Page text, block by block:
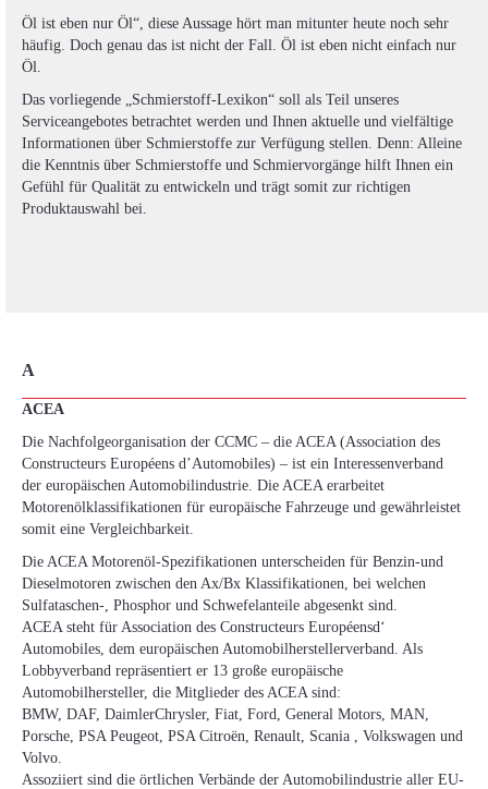
Öl ist eben nur Öl“, diese Aussage hört man mitunter heute noch sehr
häufig. Doch genau das ist nicht der Fall. Öl ist eben nicht einfach nur
Öl.
Das vorliegende „Schmierstoff-Lexikon“ soll als Teil unseres
Serviceangebotes betrachtet werden und Ihnen aktuelle und vielfältige
Informationen über Schmierstoffe zur Verfügung stellen. Denn: Alleine
die Kenntnis über Schmierstoffe und Schmiervorgänge hilft Ihnen ein
Gefühl für Qualität zu entwickeln und trägt somit zur richtigen
Produktauswahl bei.
A
ACEA
Die Nachfolgeorganisation der CCMC – die ACEA (Association des
Constructeurs Européens d’Automobiles) – ist ein Interessenverband
der europäischen Automobilindustrie. Die ACEA erarbeitet
Motorenölklassifikationen für europäische Fahrzeuge und gewährleistet
somit eine Vergleichbarkeit.
Die ACEA Motorenöl-Spezifikationen unterscheiden für Benzin-und
Dieselmotoren zwischen den Ax/Bx Klassifikationen, bei welchen
Sulfataschen-, Phosphor und Schwefelanteile abgesenkt sind.
ACEA steht für Association des Constructeurs Européensd‘
Automobiles, dem europäischen Automobilherstellerverband. Als
Lobbyverband repräsentiert er 13 große europäische
Automobilhersteller, die Mitglieder des ACEA sind:
BMW, DAF, DaimlerChrysler, Fiat, Ford, General Motors, MAN,
Porsche, PSA Peugeot, PSA Citroën, Renault, Scania , Volkswagen und
Volvo.
Assoziiert sind die örtlichen Verbände der Automobilindustrie aller EU-